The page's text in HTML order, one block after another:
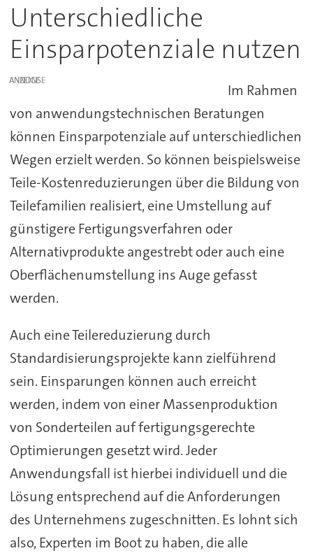
Unterschiedliche
Einsparpotenziale nutzen
ANZEIGE
Im Rahmen
von anwendungstechnischen Beratungen
können Einsparpotenziale auf unterschiedlichen
Wegen erzielt werden. So können beispielsweise
Teile-Kostenreduzierungen über die Bildung von
Teilefamilien realisiert, eine Umstellung auf
günstigere Fertigungsverfahren oder
Alternativprodukte angestrebt oder auch eine
Oberflächenumstellung ins Auge gefasst
werden.
Auch eine Teilereduzierung durch
Standardisierungsprojekte kann zielführend
sein. Einsparungen können auch erreicht
werden, indem von einer Massenproduktion
von Sonderteilen auf fertigungsgerechte
Optimierungen gesetzt wird. Jeder
Anwendungsfall ist hierbei individuell und die
Lösung entsprechend auf die Anforderungen
des Unternehmens zugeschnitten. Es lohnt sich
also, Experten im Boot zu haben, die alle